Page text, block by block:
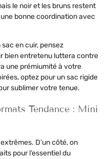
le noir et les bruns restent
bonne coordination avec
en cuir, pensez
bien entretenu luttera contre
une prémiumité à votre
optez pour un sac rigide
sublimer votre tenue.
Tendance : Mini
D’un côté, on
pour l’essentiel du